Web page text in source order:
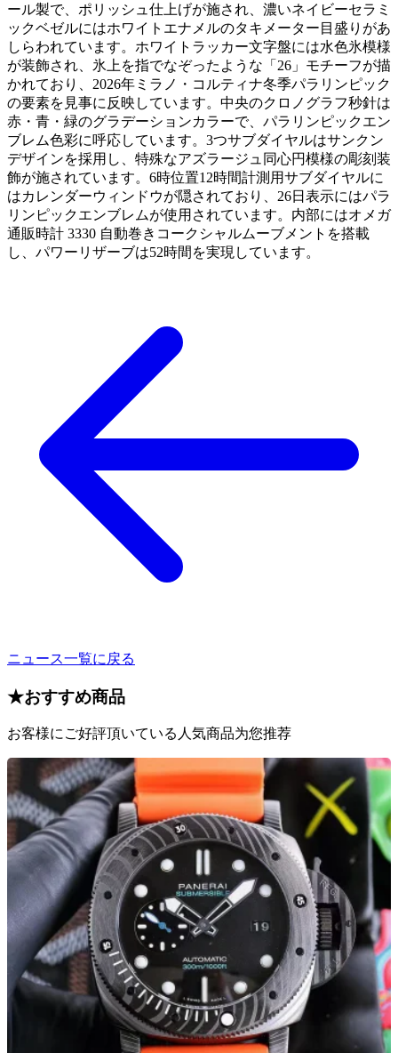
ール製で、ポリッシュ仕上げが施され、濃いネイビーセラミ
ックベゼルにはホワイトエナメルのタキメーター目盛りがあ
しらわれています。ホワイトラッカー文字盤には水色氷模様
が装飾され、氷上を指でなぞったような「26」モチーフが描
かれており、2026年ミラノ・コルティナ冬季パラリンピック
の要素を見事に反映しています。中央のクロノグラフ秒針は
赤・青・緑のグラデーションカラーで、パラリンピックエン
ブレム色彩に呼応しています。3つサブダイヤルはサンクン
デザインを採用し、特殊なアズラージュ同心円模様の彫刻装
飾が施されています。6時位置12時間計測用サブダイヤルに
はカレンダーウィンドウが隠されており、26日表示にはパラ
リンピックエンブレムが使用されています。内部にはオメガ
通販時計 3330 自動巻きコークシャルムーブメントを搭載
し、パワーリザーブは52時間を実現しています。
ニュース一覧に戻る
★おすすめ商品
お客様にご好評頂いている人気商品为您推荐